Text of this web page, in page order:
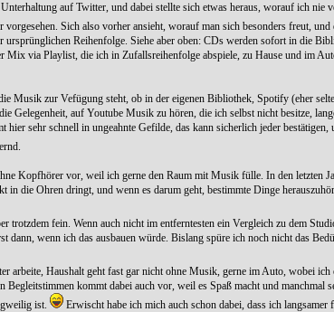
auf Twitter, und dabei stellte sich etwas heraus, worauf ich
Sich also vorher ansieht, worauf man sich besonders freut,
Reihenfolge. Siehe aber oben: CDs werden sofort in die
Mix via Playlist, die ich in Zufallsreihenfolge abspiele, zu Hause und im
Musik zur Vefügung steht, ob in der eigenen Bibliothek, Spotify (eher
Gelegenheit, auf Youtube Musik zu hören, die ich selbst nicht besitze,
sehr schnell in ungeahnte Gefilde, das kann sicherlich jeder
Kopfhörer vor, weil ich gerne den Raum mit Musik fülle. In den letzten
in die Ohren dringt, und wenn es darum geht, bestimmte Dinge
trotzdem fein. Wenn auch nicht im entferntesten ein Vergleich zu dem
dann, wenn ich das ausbauen würde. Bislang spüre ich noch nicht das
arbeite, Haushalt geht fast gar nicht ohne Musik, gerne im Auto, wobei ich
kommt dabei auch vor, weil es Spaß macht und
ist.
Erwischt habe ich mich auch schon dabei, dass ich langsamer